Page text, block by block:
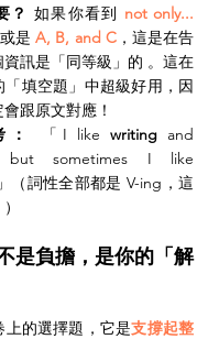
？ 如果你看到 not only...
或是 A, B, and C，這是在告
訊是「同等級」的 。這在
「填空題」中超級好用，因
跟原文對應！
「I like writing
（詞性全部都是 V-ing，這
是負擔，是你的「解
上的選擇題，它是支撐起整